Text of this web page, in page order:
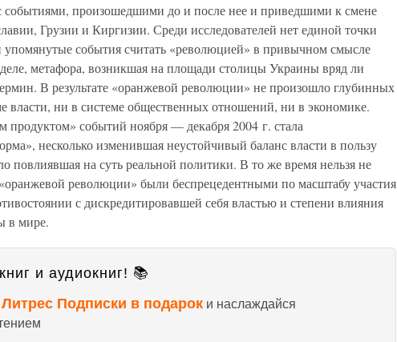
произошедшими до и после нее и приведшими к смене
Грузии и Киргизии. Среди исследователей нет единой точки
упомянутые события считать «революцией» в привычном смысле
метафора, возникшая на площади столицы Украины вряд ли
В результате «оранжевой революции» не произошло глубинных
власти, ни в системе общественных отношений, ни в экономике.
продуктом» событий ноября — декабря 2004 г. стала
несколько изменившая неустойчивый баланс власти в пользу
повлиявшая на суть реальной политики. В то же время нельзя не
революции» были беспрецедентными по масштабу участия
с дискредитировавшей себя властью и степени влияния
в мире.
и аудиокниг! 📚
Подписки в подарок и наслаждайся